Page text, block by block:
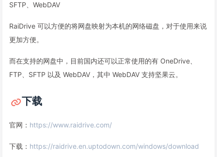
SFTP、WebDAV
RaiDrive 可以方便的将网盘映射为本机的网络磁盘，对于使用来说
更加方便。
而在支持的网盘中，目前国内还可以正常使用的有 OneDrive、
FTP、SFTP 以及 WebDAV，其中 WebDAV 支持坚果云。
下载
官网： https://www.raidrive.com/
下载： https://raidrive.en.uptodown.com/windows/download